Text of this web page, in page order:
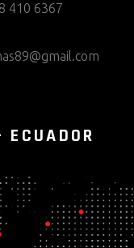
410 6367
ECUADOR